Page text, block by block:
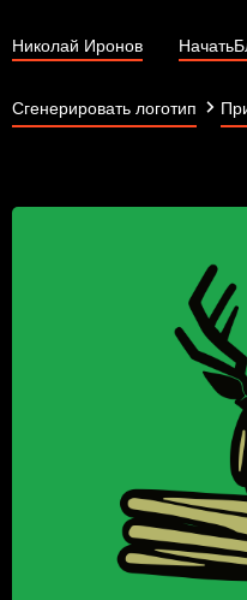
Николай Иронов Начать
Сгенерировать логотип